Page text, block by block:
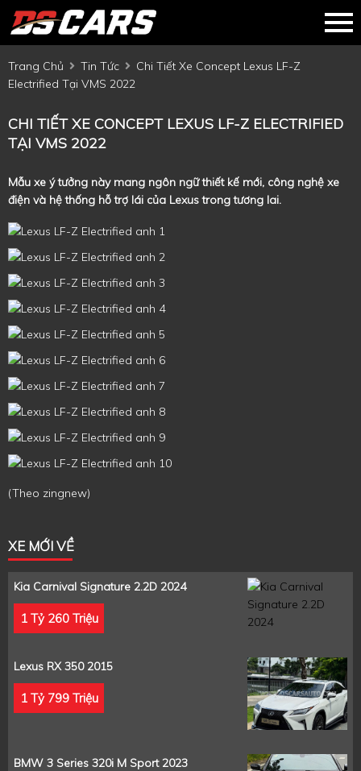
Trang Chủ Tin Tức
Chi Tiết Xe Concept Lexus LF-Z
Electrified Tại VMS 2022
CHI TIẾT XE CONCEPT LEXUS LF-Z ELECTRIFIED
TẠI VMS 2022
Mẫu xe ý tưởng này mang ngôn ngữ thiết kế mới, công nghệ xe
điện và hệ thống hỗ trợ lái của Lexus trong tương lai.
(Theo zingnew)
XE MỚI VỀ
Kia Carnival Signature 2.2D 2024
1 Tỷ 260 Triệu
Lexus RX 350 2015
1 Tỷ 799 Triệu
BMW 3 Series 320i M Sport 2023